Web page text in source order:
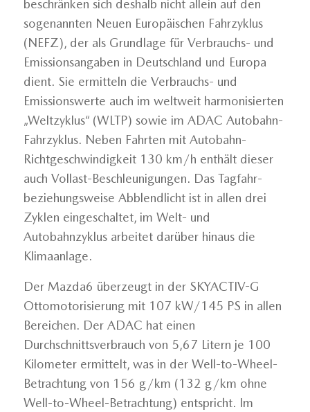
beschränken sich deshalb nicht allein auf den
sogenannten Neuen Europäischen Fahrzyklus
(NEFZ), der als Grundlage für Verbrauchs- und
Emissionsangaben in Deutschland und Europa
dient. Sie ermitteln die Verbrauchs- und
Emissionswerte auch im weltweit harmonisierten
„Weltzyklus“ (WLTP) sowie im ADAC Autobahn-
Fahrzyklus. Neben Fahrten mit Autobahn-
Richtgeschwindigkeit 130 km/h enthält dieser
auch Vollast-Beschleunigungen. Das Tagfahr-
beziehungsweise Abblendlicht ist in allen drei
Zyklen eingeschaltet, im Welt- und
Autobahnzyklus arbeitet darüber hinaus die
Klimaanlage.
Der Mazda6 überzeugt in der SKYACTIV-G
Ottomotorisierung mit 107 kW/145 PS in allen
Bereichen. Der ADAC hat einen
Durchschnittsverbrauch von 5,67 Litern je 100
Kilometer ermittelt, was in der Well-to-Wheel-
Betrachtung von 156 g/km (132 g/km ohne
Well-to-Wheel-Betrachtung) entspricht. Im